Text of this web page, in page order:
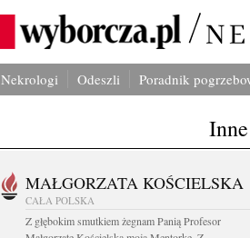
Nekrologi Odeszli Poradnik
MAŁGORZATA KOŚCIELSKA
CAŁA POLSKA
Z głębokim smutkiem żegnam Panią Profesor